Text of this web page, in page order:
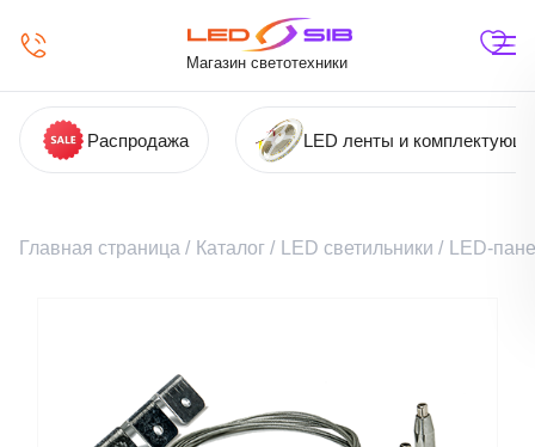
Магазин светотехники
Распродажа LED ленты и
Главная страница / Каталог / LED светильники / LED-